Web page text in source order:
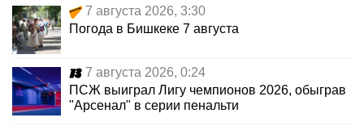
7 августа 2026, 3:30
Погода в Бишкеке 7 августа
7 августа 2026, 0:24
ПСЖ выиграл Лигу чемпионов 2026, обыграв
"Арсенал" в серии пенальти